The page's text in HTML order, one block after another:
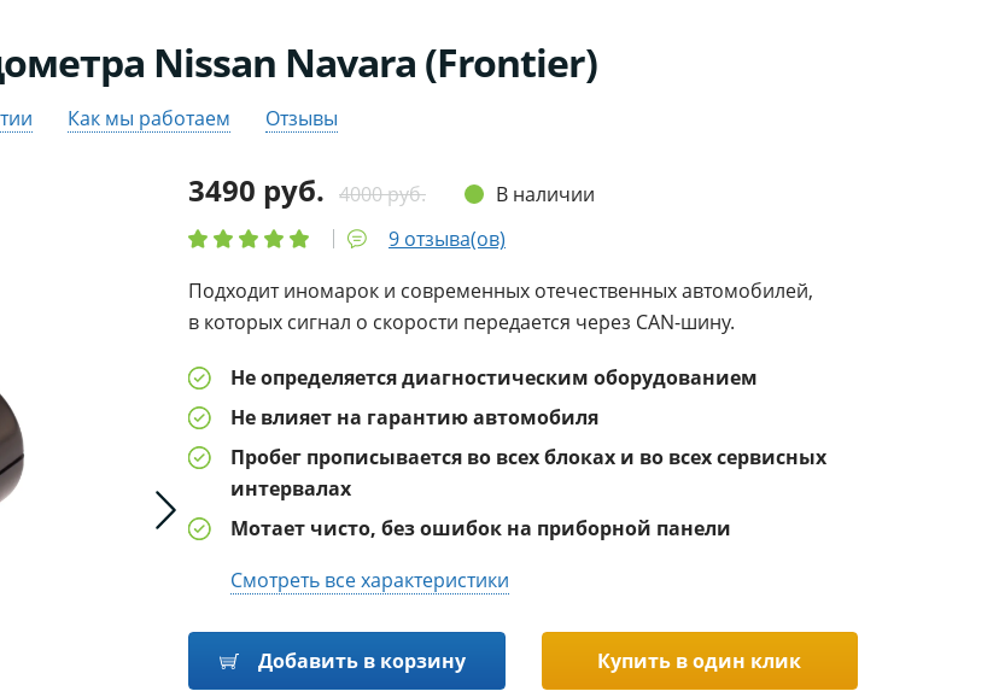
Nissan Navara (Frontier)
Как мы работаем Отзывы
3490 руб. 4000 руб.
В наличии
9 отзыва(ов)
Подходит иномарок и современных отечественных автомобилей,
в которых сигнал о скорости передается через CAN-шину.
Не определяется диагностическим оборудованием
Не влияет на гарантию автомобиля
Пробег прописывается во всех блоках и во всех сервисных
интервалах
Мотает чисто, без ошибок на приборной панели
Смотреть все характеристики
Добавить в корзину Купить в один клик